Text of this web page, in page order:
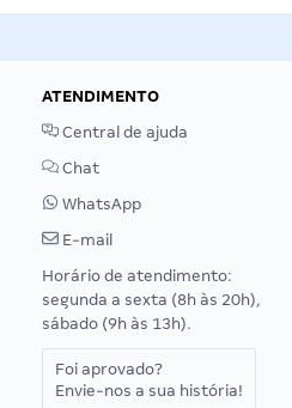
ATENDIMENTO
Central de ajuda
Chat
WhatsApp
E-mail
Horário de atendimento:
segunda a sexta (8h às 20h),
sábado (9h às 13h).
Foi aprovado?
Envie-nos a sua história!